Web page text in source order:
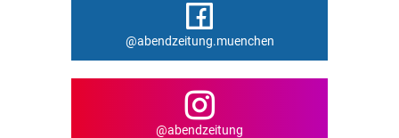
@abendzeitung.muenchen
@abendzeitung